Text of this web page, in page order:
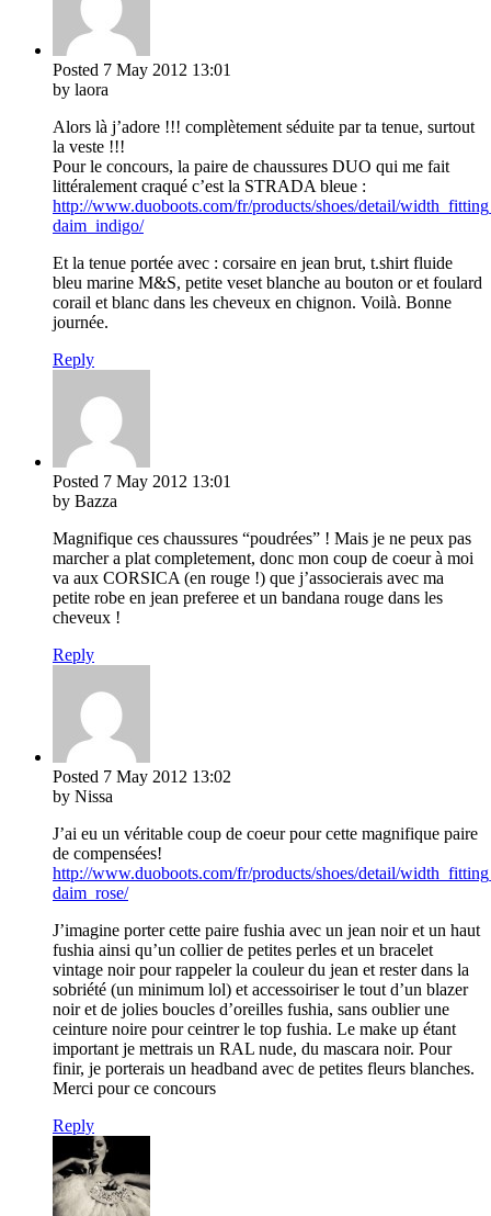
Posted 7 May 2012 13:01
by laora
Alors là j’adore !!! complètement séduite par ta tenue, surtout
la veste !!!
Pour le concours, la paire de chaussures DUO qui me fait
littéralement craqué c’est la STRADA bleue :
http://www.duoboots.com/fr/products/shoes/detail/
daim_indigo/
Et la tenue portée avec : corsaire en jean brut, t.shirt fluide
bleu marine M&S, petite veset blanche au bouton or et foulard
corail et blanc dans les cheveux en chignon. Voilà. Bonne
journée.
Reply
Posted 7 May 2012 13:01
by Bazza
Magnifique ces chaussures “poudrées” ! Mais je ne peux pas
marcher a plat completement, donc mon coup de coeur à moi
va aux CORSICA (en rouge !) que j’associerais avec ma
petite robe en jean preferee et un bandana rouge dans les
cheveux !
Reply
Posted 7 May 2012 13:02
by Nissa
J’ai eu un véritable coup de coeur pour cette magnifique paire
de compensées!
http://www.duoboots.com/fr/products/shoes/detail/
daim_rose/
J’imagine porter cette paire fushia avec un jean noir et un haut
fushia ainsi qu’un collier de petites perles et un bracelet
vintage noir pour rappeler la couleur du jean et rester dans la
sobriété (un minimum lol) et accessoiriser le tout d’un blazer
noir et de jolies boucles d’oreilles fushia, sans oublier une
ceinture noire pour ceintrer le top fushia. Le make up étant
important je mettrais un RAL nude, du mascara noir. Pour
finir, je porterais un headband avec de petites fleurs blanches.
Merci pour ce concours
Reply